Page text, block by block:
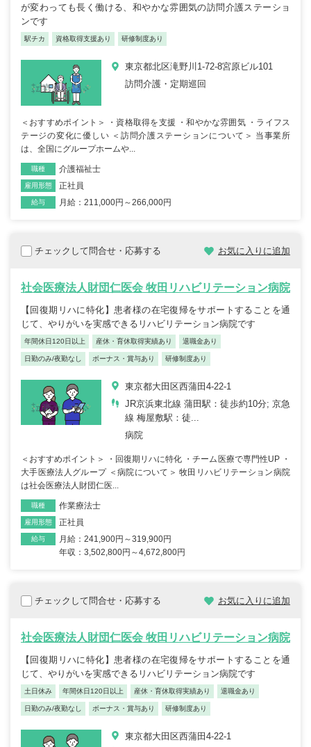
が変わっても長く働ける、和やかな雰囲気の訪問介護ステーショ
ンです
駅チカ 資格取得支援あり 研修制度あり
東京都北区滝野川1-72-8宮原ビル101
訪問介護・定期巡回
＜おすすめポイント＞ ・資格取得を支援 ・和やかな雰囲気 ・ライフス
テージの変化に優しい ＜訪問介護ステーションについて＞ 当事業所
は、全国にグループホームや...
職種 介護福祉士
雇用形態 正社員
給与 月給：211,000円～266,000円
チェックして問合せ・応募する お気に入りに追加
社会医療法人財団仁医会 牧田リハビリテーション病院
【回復期リハに特化】患者様の在宅復帰をサポートすることを通
じて、やりがいを実感できるリハビリテーション病院です
年間休日120日以上 産休・育休取得実績あり 退職金あり
日勤のみ/夜勤なし ボーナス・賞与あり 研修制度あり
東京都大田区西蒲田4-22-1
JR京浜東北線 蒲田駅：徒歩約10分; 京急
線 梅屋敷駅：徒...
病院
＜おすすめポイント＞ ・回復期リハに特化 ・チーム医療で専門性UP ・
大手医療法人グループ ＜病院について＞ 牧田リハビリテーション病院
は社会医療法人財団仁医...
職種 作業療法士
雇用形態 正社員
給与
月給：241,900円～319,900円
年収：3,502,800円～4,672,800円
チェックして問合せ・応募する お気に入りに追加
社会医療法人財団仁医会 牧田リハビリテーション病院
【回復期リハに特化】患者様の在宅復帰をサポートすることを通
じて、やりがいを実感できるリハビリテーション病院です
土日休み 年間休日120日以上 産休・育休取得実績あり 退職金あり
日勤のみ/夜勤なし ボーナス・賞与あり 研修制度あり
東京都大田区西蒲田4-22-1